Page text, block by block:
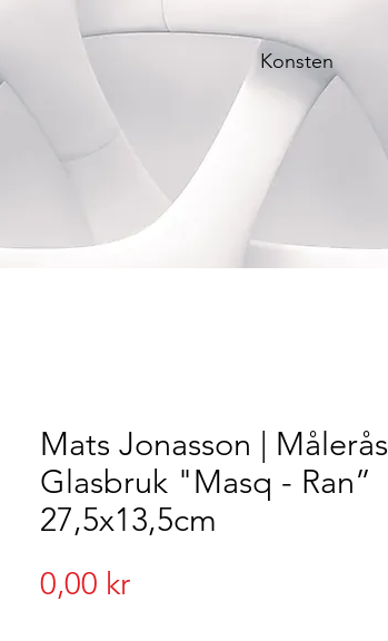
Konsten
Mats Jonasson | Målerås
Glasbruk "Masq - Ran”
27,5x13,5cm
0,00 krPris